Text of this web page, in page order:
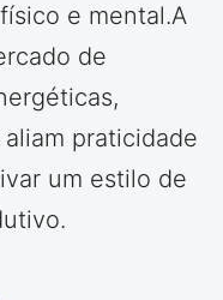
e mental.A
de
praticidade
um estilo de